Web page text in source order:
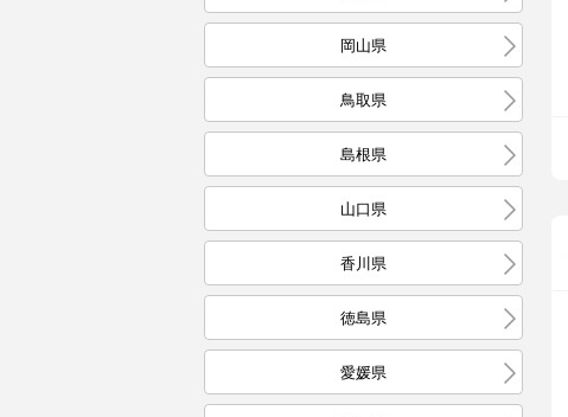
岡山県
鳥取県
島根県
山口県
香川県
徳島県
愛媛県